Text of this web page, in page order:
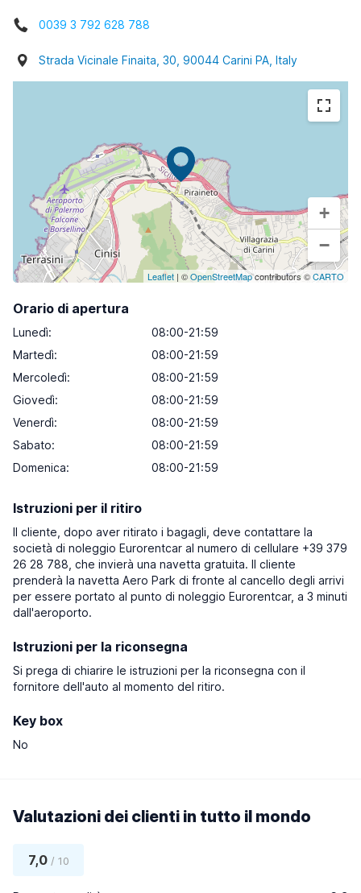
0039 3 792 628 788
Strada Vicinale Finaita, 30, 90044 Carini PA, Italy
+
−
Leaflet | ©OpenStreetMapcontributors ©CARTO
Orario di apertura
Lunedì:
08:00-21:59
Martedì:
08:00-21:59
Mercoledì:
08:00-21:59
Giovedì:
08:00-21:59
Venerdì:
08:00-21:59
Sabato:
08:00-21:59
Domenica: 08:00-21:59
Istruzioni per il ritiro
Il cliente, dopo aver ritirato i bagagli, deve contattare la
società di noleggio Eurorentcar al numero di cellulare +39 379
26 28 788, che invierà una navetta gratuita. Il cliente
prenderà la navetta Aero Park di fronte al cancello degli arrivi
per essere portato al punto di noleggio Eurorentcar, a 3 minuti
dall'aeroporto.
Istruzioni per la riconsegna
Si prega di chiarire le istruzioni per la riconsegna con il
fornitore dell'auto al momento del ritiro.
Key box
No
Valutazioni dei clienti in tutto il mondo
7,0/ 10